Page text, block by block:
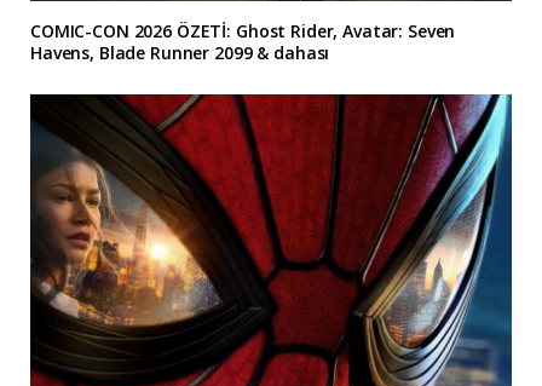
COMIC-CON 2026 ÖZETİ: Ghost Rider, Avatar: Seven
Havens, Blade Runner 2099 & dahası